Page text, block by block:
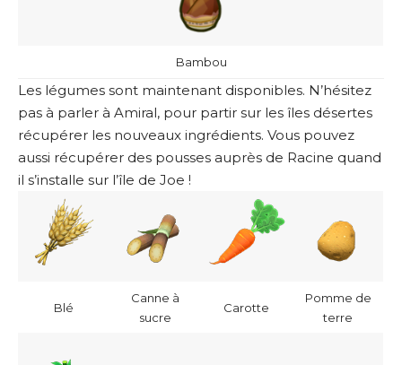
Bambou
Les légumes sont maintenant disponibles. N’hésitez
pas à parler à Amiral, pour partir sur les îles désertes
récupérer les nouveaux ingrédients. Vous pouvez
aussi récupérer des pousses auprès de Racine quand
il s’installe sur l’île de Joe !
Blé
Canne à
sucre
Carotte
Pomme de
terre